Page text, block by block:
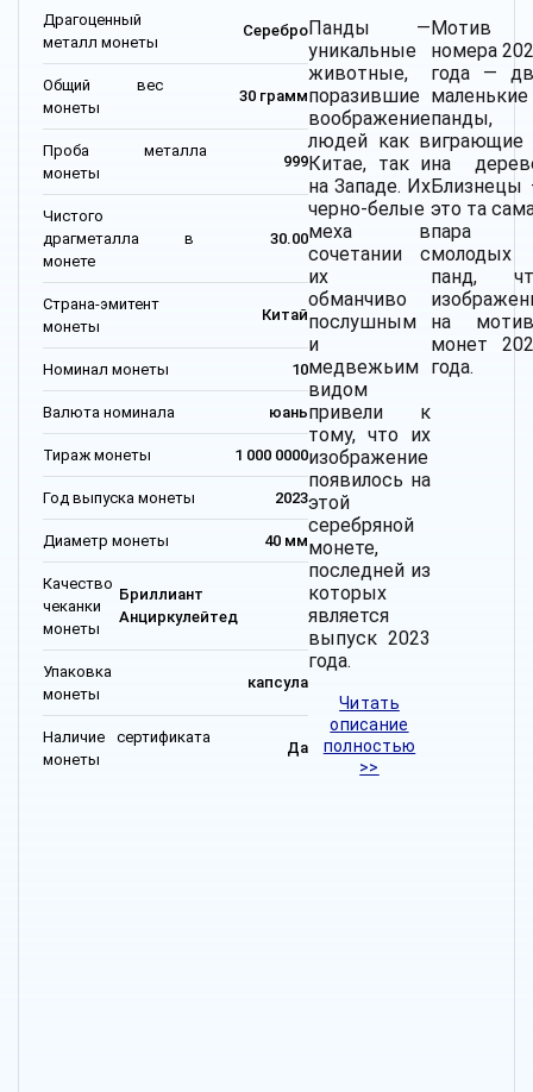
Драгоценный
металл монеты
Серебро
Общий вес
монеты
30 грамм
Проба металла
монеты
999
Чистого
драгметалла в
монете
30.00
Страна-эмитент
монеты
Китай
Номинал монеты 10
Валюта номинала юань
Тираж монеты 1 000 0000
Год выпуска монеты 2023
Диаметр монеты 40 мм
Качество
чеканки
монеты
Бриллиант
Анциркулейтед
Упаковка
монеты
капсула
Наличие сертификата
монеты
Да
Панды —
уникальные
животные,
поразившие
воображение
людей как в
Китае, так и
на Западе. Их
черно-белые
меха в
сочетании с
их
обманчиво
послушным
и
медвежьим
видом
привели к
тому, что их
изображение
появилось на
этой
серебряной
монете,
последней из
которых
является
выпуск 2023
года.
Читать
описание
полностью
>>
Мотив
номера
года —
маленькие
панды,
играющие
на
Близнецы
это та
пара
молодых
панд,
на
монет
года.